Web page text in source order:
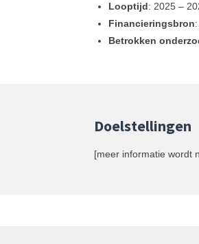
Looptijd: 2025 –
Financieringsbron
Betrokken
Doelstellingen
[meer informatie wordt